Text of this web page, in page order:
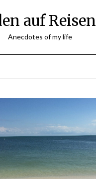
auf Reisen
Anecdotes of my life